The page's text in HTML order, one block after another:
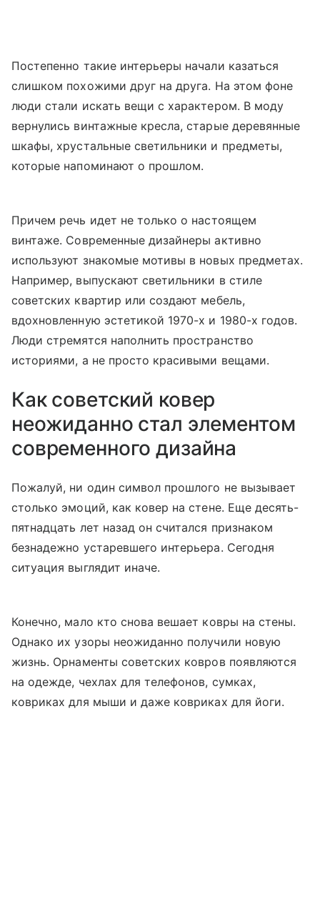
Постепенно такие интерьеры начали казаться
слишком похожими друг на друга. На этом фоне
люди стали искать вещи с характером. В моду
вернулись винтажные кресла, старые деревянные
шкафы, хрустальные светильники и предметы,
которые напоминают о прошлом.
Причем речь идет не только о настоящем
винтаже. Современные дизайнеры активно
используют знакомые мотивы в новых предметах.
Например, выпускают светильники в стиле
советских квартир или создают мебель,
вдохновленную эстетикой 1970-х и 1980-х годов.
Люди стремятся наполнить пространство
историями, а не просто красивыми вещами.
Как советский ковер
неожиданно стал элементом
современного дизайна
Пожалуй, ни один символ прошлого не вызывает
столько эмоций, как ковер на стене. Еще десять-
пятнадцать лет назад он считался признаком
безнадежно устаревшего интерьера. Сегодня
ситуация выглядит иначе.
Конечно, мало кто снова вешает ковры на стены.
Однако их узоры неожиданно получили новую
жизнь. Орнаменты советских ковров появляются
на одежде, чехлах для телефонов, сумках,
ковриках для мыши и даже ковриках для йоги.